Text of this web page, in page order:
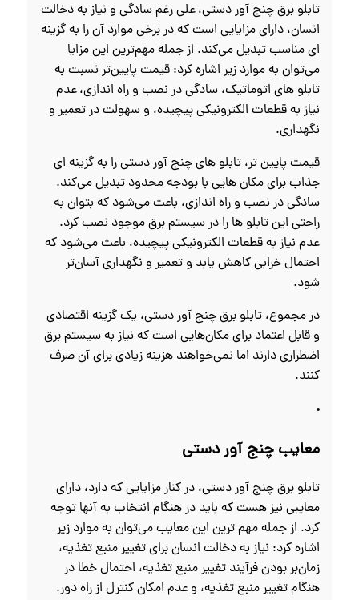
تابلو برق چنج آور دستی، علی‌ رغم سادگی و نیاز به دخالت
انسان، دارای مزایایی است که در برخی موارد آن را به گزینه‌
ای مناسب تبدیل می‌کند. از جمله مهم‌ترین این مزایا
می‌توان به موارد زیر اشاره کرد: قیمت پایین‌تر نسبت به
تابلو های اتوماتیک، سادگی در نصب و راه‌ اندازی، عدم
نیاز به قطعات الکترونیکی پیچیده، و سهولت در تعمیر و
نگهداری.
قیمت پایین‌ تر، تابلو های چنج آور دستی را به گزینه‌ ای
جذاب برای مکان‌ هایی با بودجه محدود تبدیل می‌کند.
سادگی در نصب و راه‌ اندازی، باعث می‌شود که بتوان به
راحتی این تابلو ها را در سیستم برق موجود نصب کرد.
عدم نیاز به قطعات الکترونیکی پیچیده، باعث می‌شود که
احتمال خرابی کاهش یابد و تعمیر و نگهداری آسان‌تر
شود.
در مجموع، تابلو برق چنج آور دستی، یک گزینه اقتصادی
و قابل اعتماد برای مکان‌هایی است که نیاز به سیستم برق
اضطراری دارند اما نمی‌خواهند هزینه زیادی برای آن صرف
کنند.
معایب چنج آور دستی
تابلو برق چنج آور دستی، در کنار مزایایی که دارد، دارای
معایبی نیز هست که باید در هنگام انتخاب به آنها توجه
کرد. از جمله مهم‌ ترین این معایب می‌توان به موارد زیر
اشاره کرد: نیاز به دخالت انسان برای تغییر منبع تغذیه،
زمان‌بر بودن فرآیند تغییر منبع تغذیه، احتمال خطا در
هنگام تغییر منبع تغذیه، و عدم امکان کنترل از راه دور.